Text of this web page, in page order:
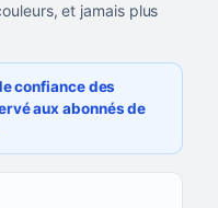
et jamais plus
confiance des
aux abonnés de